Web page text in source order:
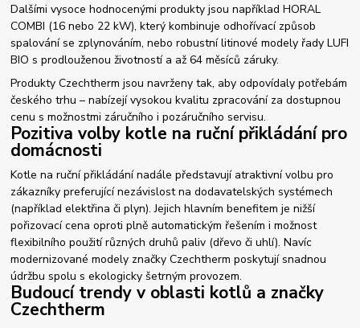
Dalšími vysoce hodnocenými produkty jsou například HORAL
COMBI (16 nebo 22 kW), který kombinuje odhořívací způsob
spalování se zplynováním, nebo robustní litinové modely řady LUFI
BIO s prodlouženou životností a až 64 měsíců záruky.
Produkty Czechtherm jsou navrženy tak, aby odpovídaly potřebám
českého trhu – nabízejí vysokou kvalitu zpracování za dostupnou
cenu s možnostmi záručního i pozáručního servisu.
Pozitiva volby kotle na ruční přikládání pro
domácnosti
Kotle na ruční přikládání nadále představují atraktivní volbu pro
zákazníky preferující nezávislost na dodavatelských systémech
(například elektřina či plyn). Jejich hlavním benefitem je nižší
pořizovací cena oproti plně automatickým řešením i možnost
flexibilního použití různých druhů paliv (dřevo či uhlí). Navíc
modernizované modely značky Czechtherm poskytují snadnou
údržbu spolu s ekologicky šetrným provozem.
Budoucí trendy v oblasti kotlů a značky
Czechtherm